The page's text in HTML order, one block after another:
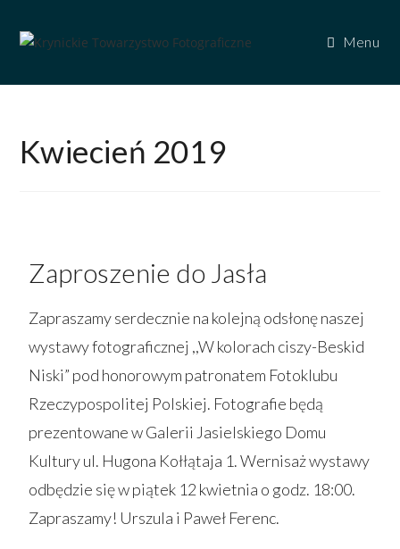
Menu
Kwiecień 2019
Zaproszenie do Jasła
Zapraszamy serdecznie na kolejną odsłonę naszej
wystawy fotograficznej ,,W kolorach ciszy-Beskid
Niski” pod honorowym patronatem Fotoklubu
Rzeczypospolitej Polskiej. Fotografie będą
prezentowane w Galerii Jasielskiego Domu
Kultury ul. Hugona Kołłątaja 1. Wernisaż wystawy
odbędzie się w piątek 12 kwietnia o godz. 18:00.
Zapraszamy! Urszula i Paweł Ferenc.